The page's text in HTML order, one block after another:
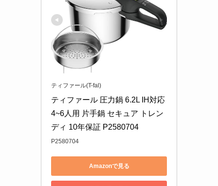
ティファール(T-fal)
ティファール 圧力鍋 6.2L IH対応
4~6人用 片手鍋 セキュア トレン
ディ 10年保証 P2580704
P2580704
Amazonで見る